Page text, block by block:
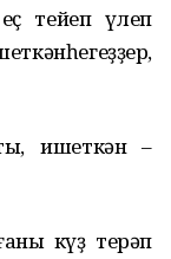
тейеп үлеп
ишеткән –
күҙ терәп